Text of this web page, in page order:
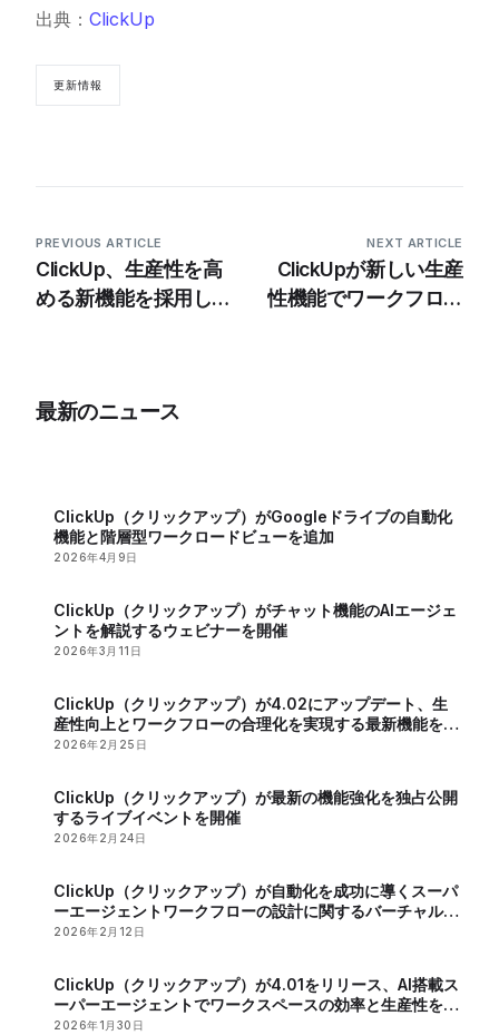
出典：ClickUp
更新情報
PREVIOUS ARTICLE
ClickUp、生産性を高
める新機能を採用した
NEXT ARTICLE
ClickUpが新しい生産
性機能でワークフロー
最新のニュース
ClickUp（クリックアップ）がGoogleドライブの自動化
機能と階層型ワークロードビューを追加
2026年4月9日
ClickUp（クリックアップ）がチャット機能のAIエージェ
ントを解説するウェビナーを開催
2026年3月11日
ClickUp（クリックアップ）が4.02にアップデート、生
産性向上とワークフローの合理化を実現する最新機能を発
表
2026年2月25日
ClickUp（クリックアップ）が最新の機能強化を独占公開
するライブイベントを開催
2026年2月24日
ClickUp（クリックアップ）が自動化を成功に導くスーパ
ーエージェントワークフローの設計に関するバーチャルイ
ベントを開催
2026年2月12日
ClickUp（クリックアップ）が4.01をリリース、AI搭載ス
ーパーエージェントでワークスペースの効率と生産性を向
上
2026年1月30日